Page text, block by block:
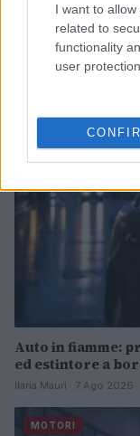
I want to
related to
functionality
user protection.
La svolta green
vendute in Italia
Francesca Lombardi · 8
Auto in fiamme:
ed estintore a
Ilaria Mauri · 7 Ago 2026
MOTORI